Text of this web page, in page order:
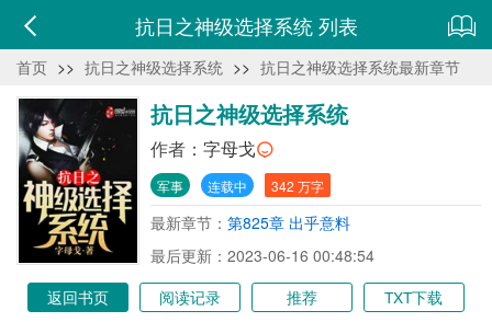
抗日之神级选择系统 列表
首页 >> 抗日之神级选择系统 >> 抗日之神级选择系统最新章节
抗日之神级选择系统
作者： 字母戈
军事 连载中 342 万字
最新章节： 第825章 出乎意料
最后更新：2023-06-16 00:48:54
返回书页
阅读记录 推荐 TXT下载